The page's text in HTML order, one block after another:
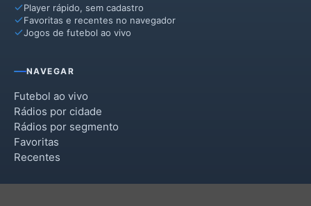
Player rápido, sem cadastro
Favoritas e recentes no navegador
Jogos de futebol ao vivo
NAVEGAR
Futebol ao vivo
Rádios por cidade
Rádios por segmento
Favoritas
Recentes